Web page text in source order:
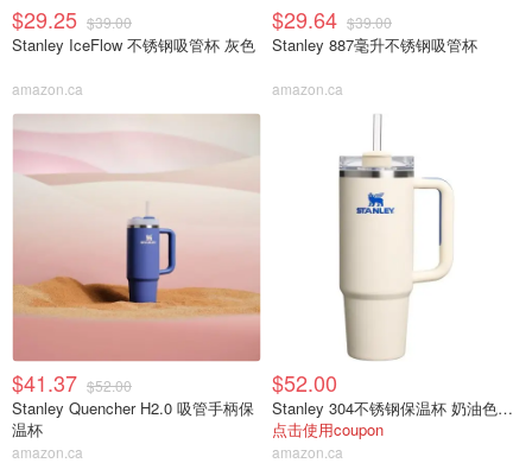
$29.25 $39.00
Stanley IceFlow 不锈钢吸管杯 灰色
amazon.ca
$29.64 $39.00
Stanley 887毫升不锈钢吸管杯
amazon.ca
$41.37 $52.00
Stanley Quencher H2.0 吸管手柄保
温杯
amazon.ca
$52.00
Stanley 304不锈钢保温杯 奶油色手柄吸管款
点击使用coupon
amazon.ca